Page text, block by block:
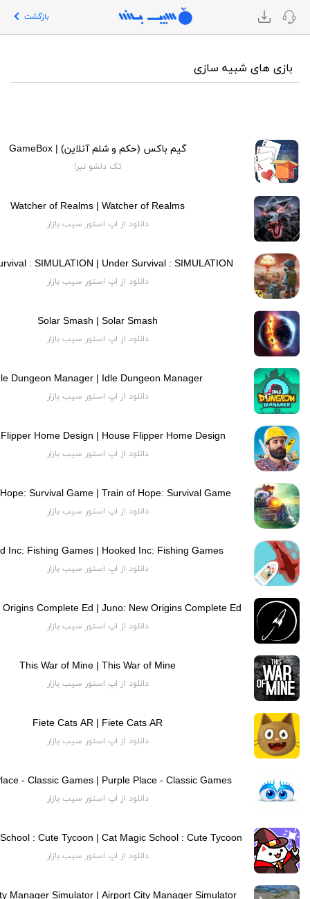
بازگشت
بازی های شبیه سازی
گیم باکس (حکم و شلم آنلاین) | GameBox
تک دلشو نبر!
Watcher of Realms | Watcher of Realms
دانلود از اپ استور سیب بازار
: SIMULATION | Under Survival : SIMULATION
دانلود از اپ استور سیب بازار
Solar Smash | Solar Smash
دانلود از اپ استور سیب بازار
Dungeon Manager | Idle Dungeon Manager
دانلود از اپ استور سیب بازار
Home Design | House Flipper Home Design
دانلود از اپ استور سیب بازار
Survival Game | Train of Hope: Survival Game
دانلود از اپ استور سیب بازار
Inc: Fishing Games | Hooked Inc: Fishing Games
دانلود از اپ استور سیب بازار
Complete Ed | Juno: New Origins Complete Ed
دانلود از اپ استور سیب بازار
This War of Mine | This War of Mine
دانلود از اپ استور سیب بازار
Fiete Cats AR | Fiete Cats AR
دانلود از اپ استور سیب بازار
- Classic Games | Purple Place - Classic Games
دانلود از اپ استور سیب بازار
: Cute Tycoon | Cat Magic School : Cute Tycoon
دانلود از اپ استور سیب بازار
Manager Simulator | Airport City Manager Simulator